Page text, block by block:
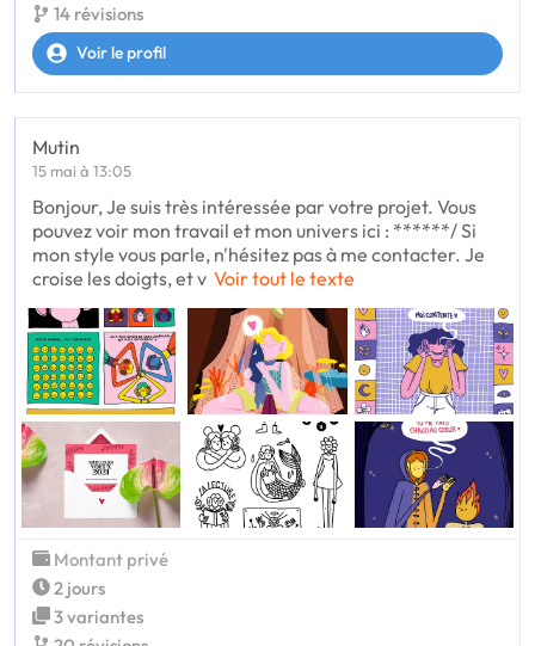
14 révisions
Voir le profil
Mutin
15 mai à 13:05
Bonjour, Je suis très intéressée par votre projet. Vous
pouvez voir mon travail et mon univers ici : ******/ Si
mon style vous parle, n'hésitez pas à me contacter. Je
croise les doigts, et v Voir tout le texte
Montant privé
2 jours
3 variantes